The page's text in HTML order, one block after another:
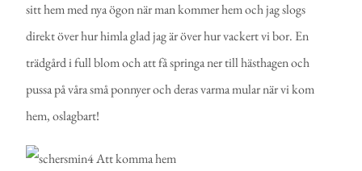
sitt hem med nya ögon när man kommer hem och jag slogs
direkt över hur himla glad jag är över hur vackert vi bor. En
trädgård i full blom och att få springa ner till hästhagen och
pussa på våra små ponnyer och deras varma mular när vi kom
hem, oslagbart!